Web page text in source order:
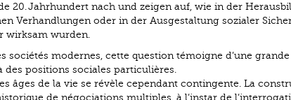
20. Jahrhundert nach und zeigen auf, wie in der
Verhandlungen oder in der Ausgestaltung sozialer
wirksam wurden.
sociétés modernes, cette question témoigne d’une grande
positions sociales particulières.
âges de la vie se révèle cependant contingente. La
de négociations multiples, à l’instar de